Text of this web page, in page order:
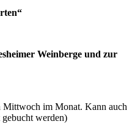
Weinberge und zur
Mittwoch im Monat. Kann auch
gebucht werden)